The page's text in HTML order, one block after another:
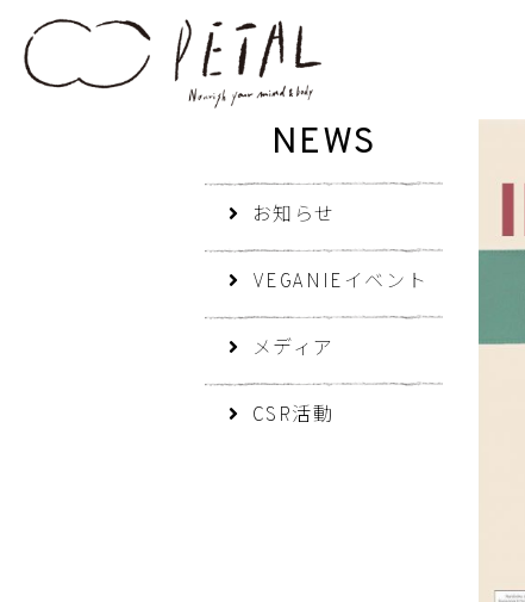
NEWS
お知らせ
VEGANIEイベント
メディア
CSR活動